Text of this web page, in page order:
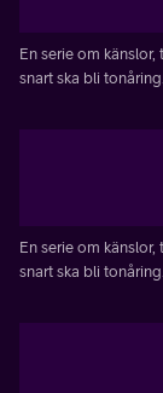
En serie om
snart ska bli
En serie om
snart ska bli